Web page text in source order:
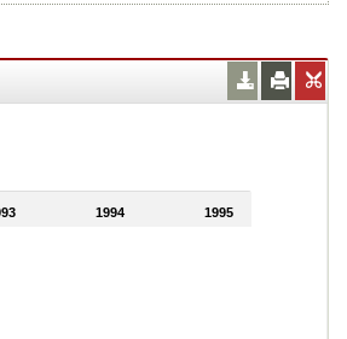
1994 1995